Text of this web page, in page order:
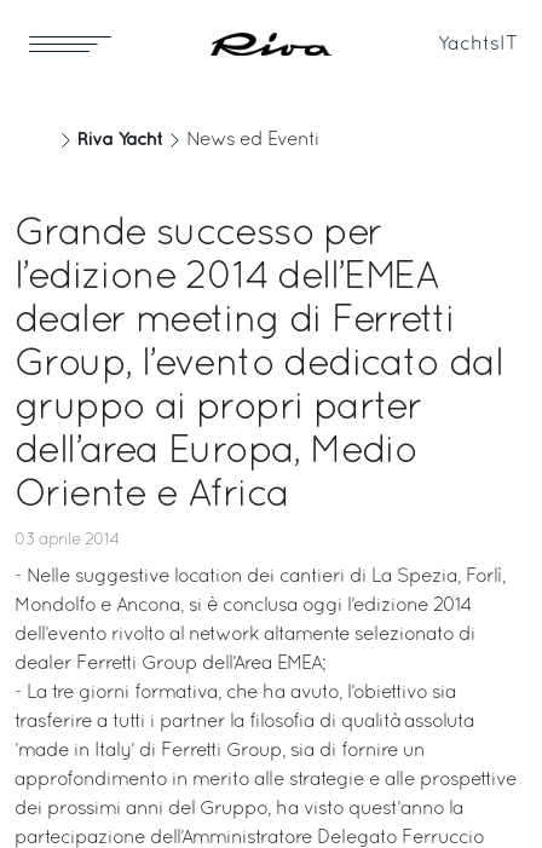
Yachts
Riva Yacht News ed Eventi
Grande successo per
l’edizione 2014 dell’EMEA
dealer meeting di Ferretti
Group, l’evento dedicato dal
gruppo ai propri parter
dell’area Europa, Medio
Oriente e Africa
03 aprile 2014
- Nelle suggestive location dei cantieri di La Spezia, Forlì,
Mondolfo e Ancona, si è conclusa oggi l’edizione 2014
dell’evento rivolto al network altamente selezionato di
dealer Ferretti Group dell’Area EMEA;
- La tre giorni formativa, che ha avuto, l’obiettivo sia
trasferire a tutti i partner la filosofia di qualità assoluta
’made in Italy’ di Ferretti Group, sia di fornire un
approfondimento in merito alle strategie e alle prospettive
dei prossimi anni del Gruppo, ha visto quest’anno la
partecipazione dell’Amministratore Delegato Ferruccio